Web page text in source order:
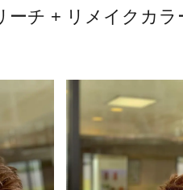
チ + リメイクカラ